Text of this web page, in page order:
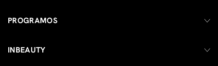
PROGRAMOS
INBEAUTY